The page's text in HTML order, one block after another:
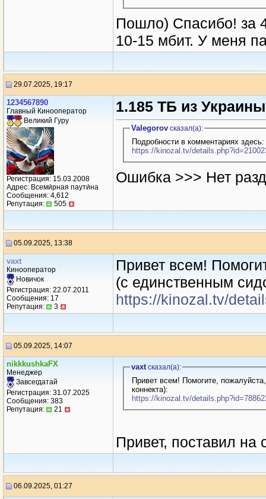
Пошло) Спасибо! за
10-15 мбит. У меня
29.07.2025, 19:17
1234567890
Главный Кинооператор
Великий Гуру
Регистрация: 15.03.2008
Адрес: Всеми́рная паути́на
Сообщения: 4,612
Репутация:
505
1.185 ТБ из
Valegorovсказал(a):
Подробности в комментариях здесь:
https://kinozal.tv/
Ошибка >>> Нет
05.09.2025, 13:38
vaxt
Кинооператор
Новичок
Регистрация: 22.07.2011
Сообщения: 17
Репутация:
3
Привет всем!
(с единственным
https://kinozal.tv/
05.09.2025, 14:07
nikkkushkaFX
Менеджер
Завсегдатай
Регистрация: 31.07.2025
Сообщения: 383
Репутация:
21
vaxtсказал(a):
Привет всем! Помогите,
коннекта):
https://kinozal.tv/
Привет, поставил на
06.09.2025, 01:27